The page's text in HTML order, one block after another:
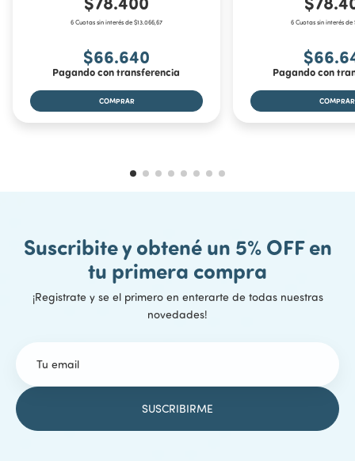
6 Cuotas sin interés de $13.066,67
$66.640
Pagando con transferencia
6 Cuotas sin interés de
Pagando con
Suscribite y obtené un 5% OFF en
tu primera compra
¡Registrate y se el primero en enterarte de todas nuestras
novedades!